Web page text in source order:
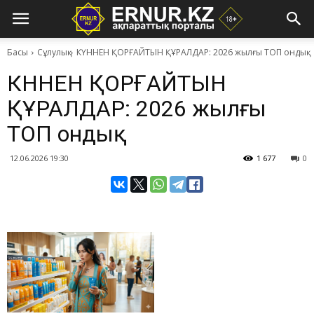
Басы Сұлулық КҮННЕН ҚОРҒАЙТЫН ҚҰРАЛДАР: 2026 жылғы ТОП ондық
КҮННЕН ҚОРҒАЙТЫН
ҚҰРАЛДАР: 2026 жылғы
ТОП ондық
12.06.2026 19:30 0
1 677